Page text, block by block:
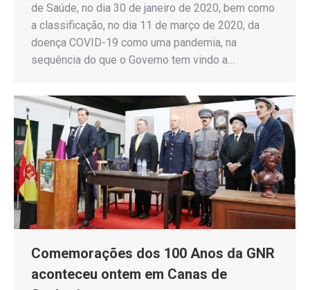
de Saúde, no dia 30 de janeiro de 2020, bem como
a classificação, no dia 11 de março de 2020, da
doença COVID-19 como uma pandemia, na
sequência do que o Governo tem vindo a…
Comemorações dos 100 Anos da GNR
aconteceu ontem em Canas de